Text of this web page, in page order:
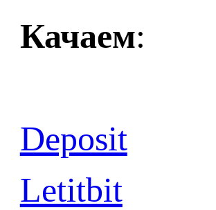
Качаем:
Deposit
Letitbit